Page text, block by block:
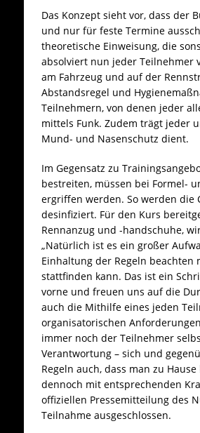
Das Konzept sieht vor, dass der
und nur für feste Termine
theoretische Einweisung, die
absolviert nun jeder Teilnehmer
am Fahrzeug und auf der
Abstandsregel und
Teilnehmern, von denen jeder
mittels Funk. Zudem trägt jeder
Mund- und Nasenschutz dient.
Im Gegensatz zu
bestreiten, müssen bei Formel-
ergriffen werden. So werden die
desinfiziert. Für den Kurs
Rennanzug und -handschuhe,
„Natürlich ist es ein großer
Einhaltung der Regeln beachten
stattfinden kann. Das ist ein
vorne und freuen uns auf die
auch die Mithilfe eines jeden
organisatorischen
immer noch der Teilnehmer
Verantwortung – sich und
Regeln auch, dass man zu
dennoch mit entsprechenden
offiziellen Pressemitteilung des
Teilnahme ausgeschlossen.